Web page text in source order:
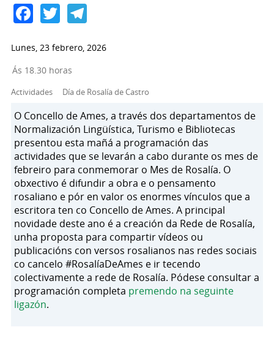
Facebook
TwitterTelegram
Lunes, 23 febrero, 2026
Ás 18.30 horas
Actividades Día de Rosalía de Castro
O Concello de Ames, a través dos departamentos de
Normalización Lingüística, Turismo e Bibliotecas
presentou esta mañá a programación das
actividades que se levarán a cabo durante os mes de
febreiro para conmemorar o Mes de Rosalía. O
obxectivo é difundir a obra e o pensamento
rosaliano e pór en valor os enormes vínculos que a
escritora ten co Concello de Ames. A principal
novidade deste ano é a creación da Rede de Rosalía,
unha proposta para compartir vídeos ou
publicacións con versos rosalianos nas redes sociais
co cancelo #RosalíaDeAmes e ir tecendo
colectivamente a rede de Rosalía. Pódese consultar a
programación completa premendo na seguinte
ligazón.